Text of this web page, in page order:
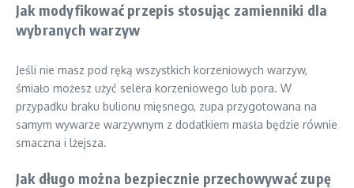
Jak modyfikować przepis stosując zamienniki dla
wybranych warzyw
Jeśli nie masz pod ręką wszystkich korzeniowych warzyw,
śmiało możesz użyć selera korzeniowego lub pora. W
przypadku braku bulionu mięsnego, zupa przygotowana na
samym wywarze warzywnym z dodatkiem masła będzie równie
smaczna i lżejsza.
Jak długo można bezpiecznie przechowywać zupę